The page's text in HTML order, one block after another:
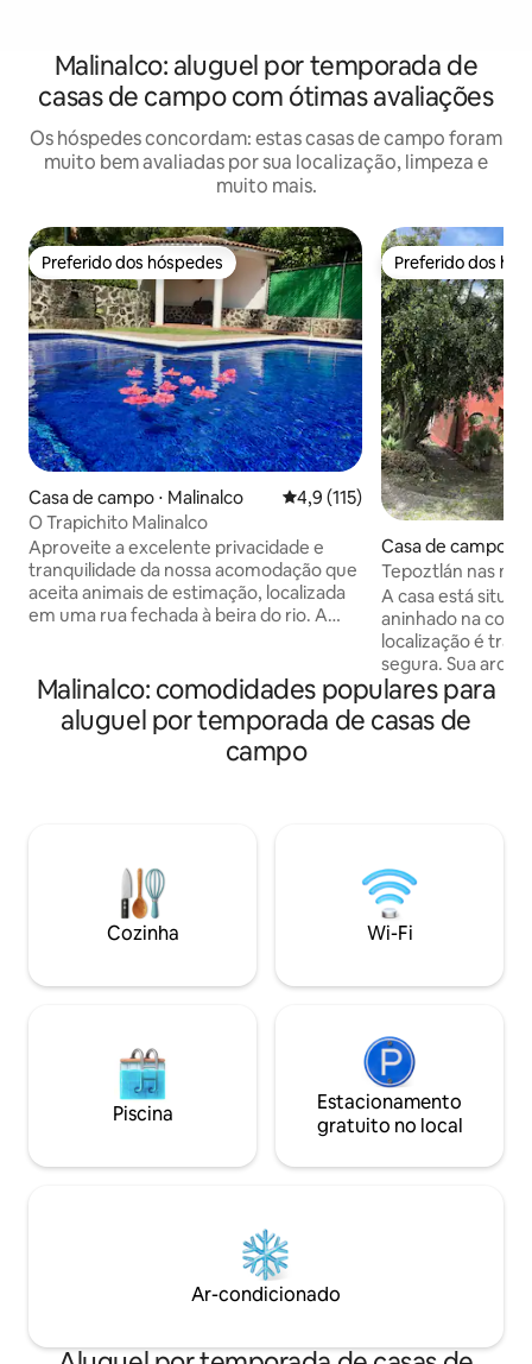
Malinalco: aluguel por temporada de
casas de campo com ótimas avaliações
Os hóspedes concordam: estas casas de campo foram
muito bem avaliadas por sua localização, limpeza e
muito mais.
Preferido dos hóspedes
Preferido dos hóspedes
Casa de campo ⋅ Malinalco 4,9 de uma avaliação média de
4,9 (115)
O Trapichito Malinalco
Aproveite a excelente privacidade e
tranquilidade da nossa acomodação que
aceita animais de estimação, localizada
em uma rua fechada à beira do rio. A
uma grande piscina com uma parte rasa
para crianças pequenas e uma área mais
profunda para adultos. Há também uma
área de estar com espreguiçadeiras e
juntos e se conectar com a natureza.
Preferido dos
Preferido dos
Casa de campo ⋅
ingo Ocotitlán
Tepoztlán nas
pacífico!
A casa está
aninhado na
localização é
segura. Sua
reminiscência de
norte da África,
confortáveis com
Se você quer
caminhar ou ler,
boa internet
Malinalco: comodidades populares para
aluguel por temporada de casas de
campo
Cozinha Wi-Fi
Piscina
Estacionamento
gratuito no local
Ar-condicionado